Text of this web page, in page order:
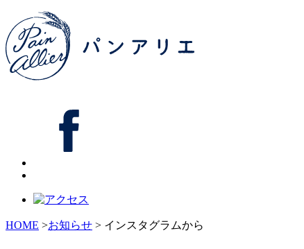
HOME >お知らせ > インスタグラムから